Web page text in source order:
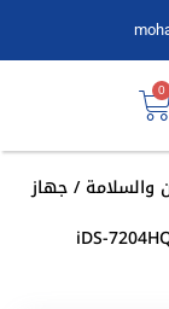
0
والسلامة/ جهاز